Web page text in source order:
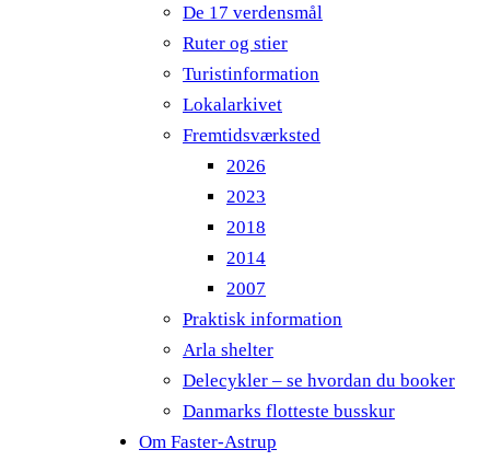
De 17 verdensmål
Ruter og stier
Turistinformation
Lokalarkivet
Fremtidsværksted
2026
2023
2018
2014
2007
Praktisk information
Arla shelter
Delecykler – se hvordan du booker
Danmarks flotteste busskur
Om Faster-Astrup